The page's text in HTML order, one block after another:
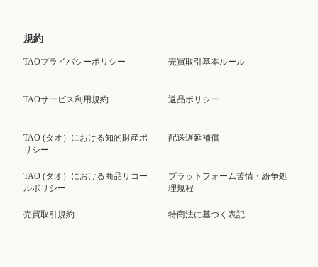
規約
TAOプライバシーポリシー
TAOサービス利用規約
TAO (タオ）における知的財産ポ
リシー
TAO (タオ）における商品リコー
ルポリシー
売買取引規約
売買取引基本ルール
返品ポリシー
配送遅延補償
プラットフォーム苦情・紛争処
理規程
特商法に基づく表記